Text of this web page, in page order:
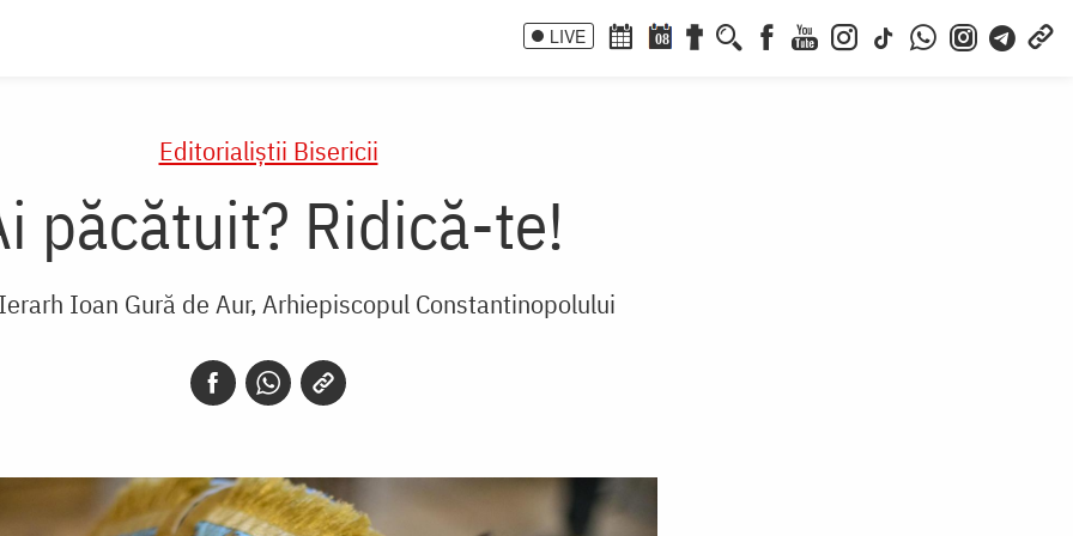
LIVE 08
Editorialiștii Bisericii
păcătuit? Ridică-te!
Ioan Gură de Aur, Arhiepiscopul Constantinopolului